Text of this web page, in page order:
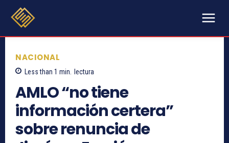
NACIONAL
Less than 1 min. lectura
AMLO “no tiene
información certera”
sobre renuncia de